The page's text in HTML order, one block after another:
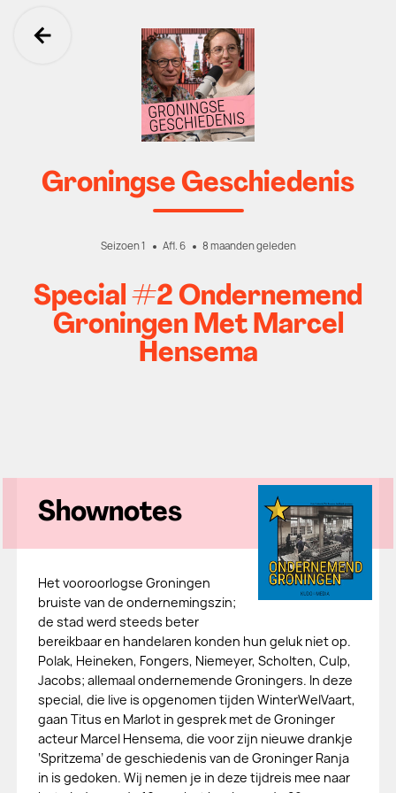
Ga terug
Groningse Geschiedenis
Seizoen 1 Afl. 6 8 maanden geleden
Special #2 Ondernemend
Groningen Met Marcel
Hensema
Shownotes
Het vooroorlogse Groningen
bruiste van de ondernemingszin;
de stad werd steeds beter
bereikbaar en handelaren konden hun geluk niet op.
Polak, Heineken, Fongers, Niemeyer, Scholten, Culp,
Jacobs; allemaal ondernemende Groningers. In deze
special, die live is opgenomen tijden WinterWelVaart,
gaan Titus en Marlot in gesprek met de Groninger
acteur Marcel Hensema, die voor zijn nieuwe drankje
‘Spritzema’ de geschiedenis van de Groninger Ranja
in is gedoken. Wij nemen je in deze tijdreis mee naar